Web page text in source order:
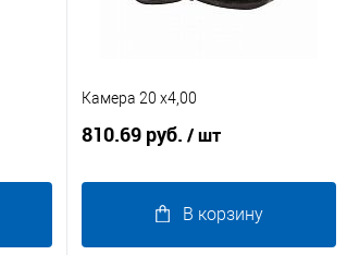
Камера 20 х4,00
810.69 руб. / шт
В корзину